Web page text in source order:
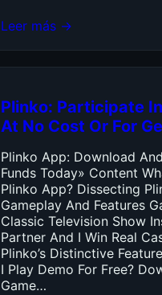
Leer más →
Plinko: Participate
At No Cost Or For
Plinko App: Download
Funds Today» Content
Plinko App? Dissecting
Gameplay And Features
Classic Television Show
Partner And I Win Real
Plinko’s Distinctive
I Play Demo For Free?
Game…